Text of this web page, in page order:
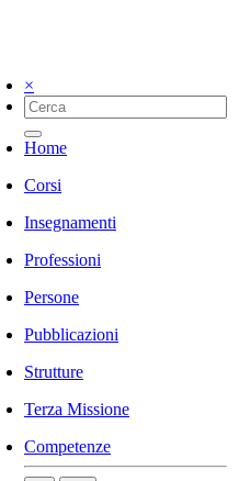
×
Home
Corsi
Insegnamenti
Professioni
Persone
Pubblicazioni
Strutture
Terza Missione
Competenze